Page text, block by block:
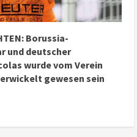
Borussia-
und deutscher
wurde vom Verein
gewesen sein